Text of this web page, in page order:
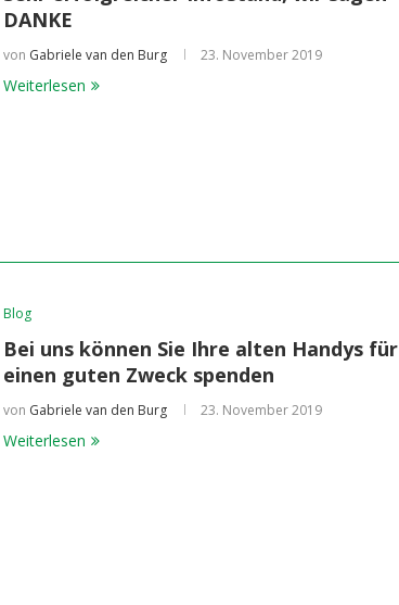
DANKE
von Gabriele van den Burg 23. November 2019
Weiterlesen
Blog
Bei uns können Sie Ihre alten Handys für
einen guten Zweck spenden
von Gabriele van den Burg 23. November 2019
Weiterlesen